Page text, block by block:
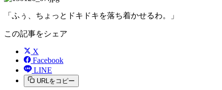
「ふぅ、ちょっとドキドキを落ち着かせるわ。」
この記事をシェア
X
Facebook
LINE
URLをコピー